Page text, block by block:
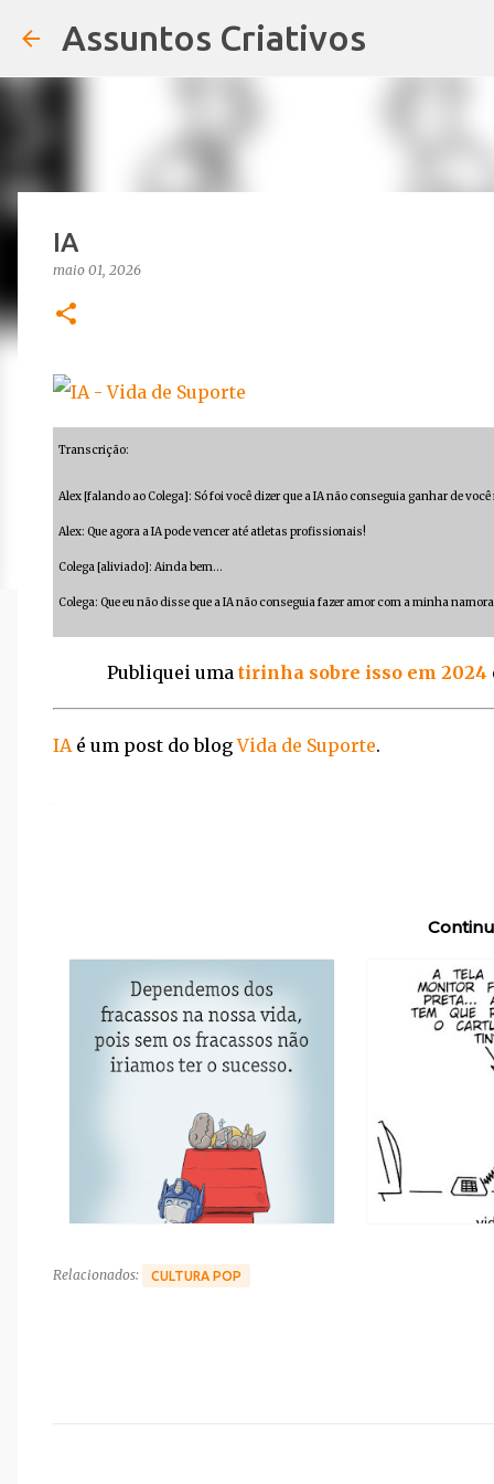
Assuntos Criativos
IA
maio 01, 2026
Transcrição:
Alex [falando ao Colega]: Só foi você dizer que a IA não conseguia ganhar de
Alex: Que agora a IA pode vencer até atletas profissionais!
Colega [aliviado]: Ainda bem…
Colega: Que eu não disse que a IA não conseguia fazer amor com a minha
Publiquei uma tirinha sobre isso em 2024
IAé um post do blogVida de Suporte.
Relacionados: CULTURA POP